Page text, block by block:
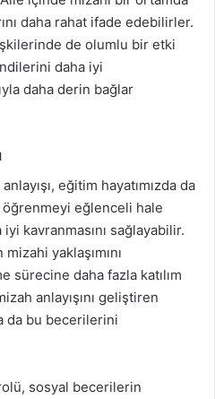
daha rahat ifade edebilirler.
de olumlu bir etki
daha iyi
daha derin bağlar
eğitim hayatımızda da
eğlenceli hale
kavranmasını sağlayabilir.
yaklaşımını
sürecine daha fazla katılım
anlayışını geliştiren
da bu becerilerini
sosyal becerilerin